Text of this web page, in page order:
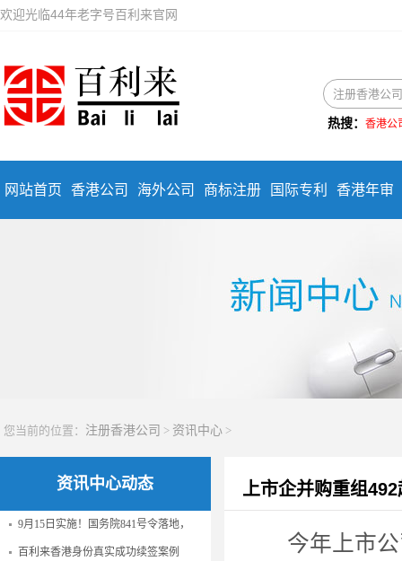
欢迎光临44年老字号百利来官网
热搜： 香港公
网站首页 香港公司 海外公司 商标注册 国际专利 香港年审
您当前的位置： 注册香港公司 > 资讯中心 >
资讯中心动态
9月15日实施！国务院841号令落地，
百利来香港身份真实成功续签案例
上市企并购重组
今年上市公